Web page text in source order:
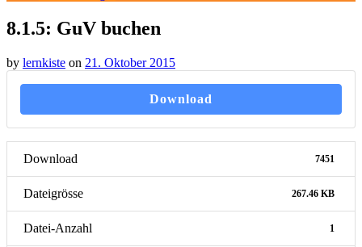
8.1.5: GuV buchen
by lernkiste on 21. Oktober 2015
Download
Download 7451
Dateigrösse 267.46 KB
Datei-Anzahl 1